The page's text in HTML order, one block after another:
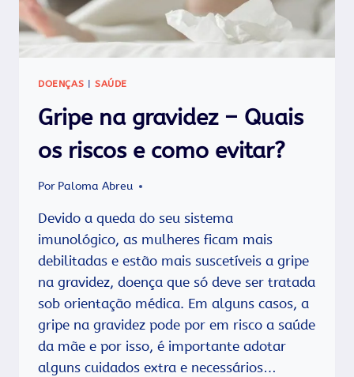
DOENÇAS | SAÚDE
Gripe na gravidez – Quais
os riscos e como evitar?
Por Paloma Abreu
Devido a queda do seu sistema
imunológico, as mulheres ficam mais
debilitadas e estão mais suscetíveis a gripe
na gravidez, doença que só deve ser tratada
sob orientação médica. Em alguns casos, a
gripe na gravidez pode por em risco a saúde
da mãe e por isso, é importante adotar
alguns cuidados extra e necessários…